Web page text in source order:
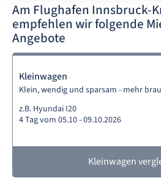
Am Flughafen Innsbruck-
empfehlen wir folgende
Angebote
Kleinwagen
Klein, wendig und sparsam - mehr
z.B. Hyundai I20
4 Tag vom 05.10 - 09.10.2026
Kleinwagen